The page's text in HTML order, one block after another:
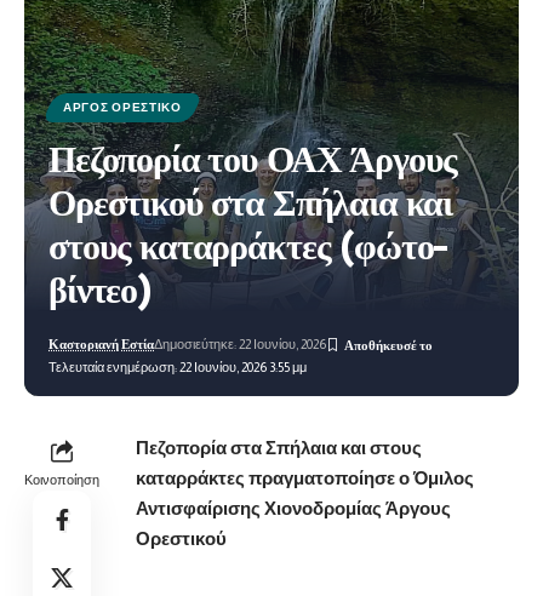
ΆΡΓΟΣ ΟΡΕΣΤΙΚΌ
Πεζοπορία του ΟΑΧ Άργους
Ορεστικού στα Σπήλαια και
στους καταρράκτες (φώτο-
βίντεο)
Τελευταία ενημέρωση: 22 Ιουνίου, 2026 3:55 μμ
Καστοριανή ΕστίαΔημοσιεύτηκε: 22 Ιουνίου, 2026
Κοινοποίηση
Πεζοπορία στα Σπήλαια και στους
καταρράκτες πραγματοποίησε ο Όμιλος
Αντισφαίρισης Χιονοδρομίας Άργους
Ορεστικού